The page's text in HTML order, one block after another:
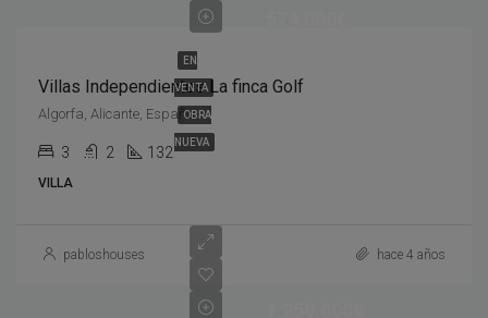
EN
VENTA
OBRA
NUEVA
Villas Independientes La finca Golf
Algorfa, Alicante, España
3 2 132
VILLA
pabloshouses hace 4 años